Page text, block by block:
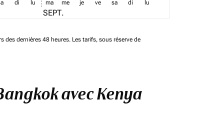
di lu ma
SEPT.
me je ve sa di lu
dernières 48 heures. Les tarifs, sous réserve de
avec Kenya